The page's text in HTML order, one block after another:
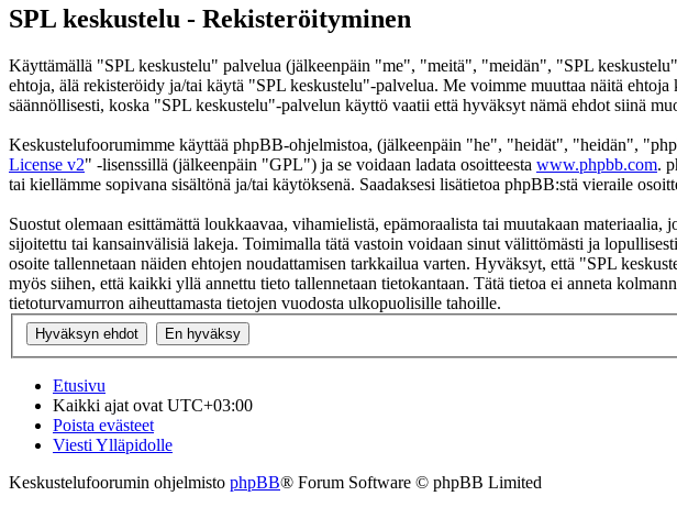
SPL keskustelu - Rekisteröityminen
Käyttämällä "SPL keskustelu" palvelua (jälkeenpäin "me", "meitä", "meidän", "SPL
ehtoja, älä rekisteröidy ja/tai käytä "SPL keskustelu"-palvelua. Me voimme muuttaa näitä
säännöllisesti, koska "SPL keskustelu"-palvelun käyttö vaatii että hyväksyt nämä ehdot siinä
Keskustelufoorumimme käyttää phpBB-ohjelmistoa, (jälkeenpäin "he", "heidät", "heidän",
License v2" -lisenssillä (jälkeenpäin "GPL") ja se voidaan ladata osoitteesta www.phpbb.com.
tai kiellämme sopivana sisältönä ja/tai käytöksenä. Saadaksesi lisätietoa phpBB:stä vieraile
Suostut olemaan esittämättä loukkaavaa, vihamielistä, epämoraalista tai muutakaan
sijoitettu tai kansainvälisiä lakeja. Toimimalla tätä vastoin voidaan sinut välittömästi ja
osoite tallennetaan näiden ehtojen noudattamisen tarkkailua varten. Hyväksyt, että "SPL
myös siihen, että kaikki yllä annettu tieto tallennetaan tietokantaan. Tätä tietoa ei anneta
tietoturvamurron aiheuttamasta tietojen vuodosta ulkopuolisille tahoille.
Etusivu
Kaikki ajat ovat UTC+03:00
Poista evästeet
Viesti Ylläpidolle
Keskustelufoorumin ohjelmisto phpBB® Forum Software © phpBB Limited